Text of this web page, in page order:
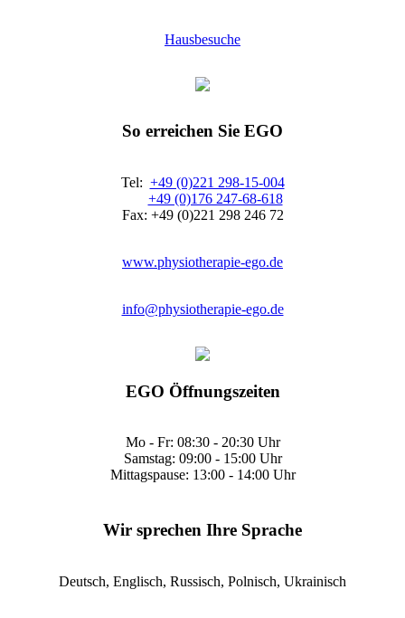
Hausbesuche
So erreichen Sie EGO
Tel: +49 (0)221 298-15-004
+49 (0)176 247-68-618
Fax: +49 (0)221 298 246 72
www.physiotherapie-ego.de
info@physiotherapie-ego.de
EGO Öffnungszeiten
Mo - Fr: 08:30 - 20:30 Uhr
Samstag: 09:00 - 15:00 Uhr
Mittagspause: 13:00 - 14:00 Uhr
Wir sprechen Ihre Sprache
Deutsch, Englisch, Russisch, Polnisch, Ukrainisch